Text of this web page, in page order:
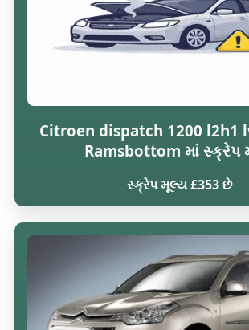
Citroen dispatch 1200 l2h1
Ramsbottom માં સ્ક્રેપ
સ્ક્રેપ મૂલ્ય £353 છે